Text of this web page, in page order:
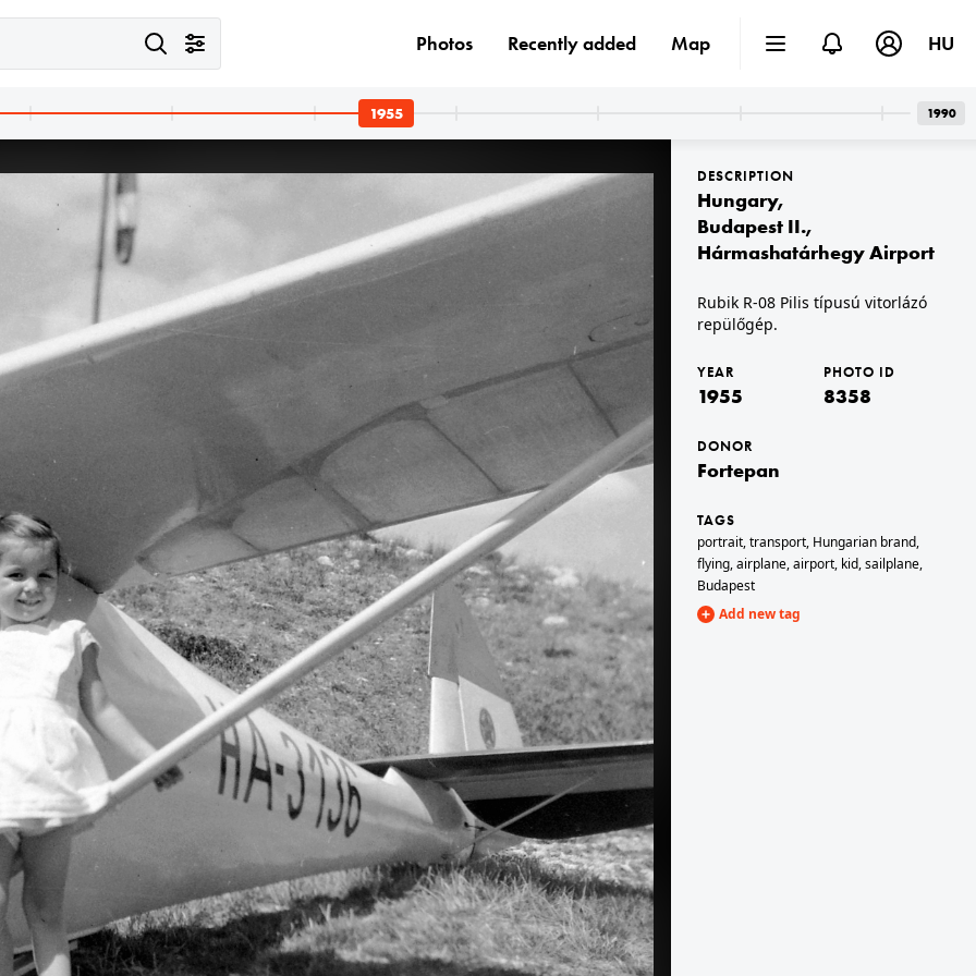
Balra a Madách tér, szemben a Dohány utca.
1955 · Esztergom
a felvétel a Bazilika melletti park kőfalánál készült, háttérben a Vármúzeum előtti várfal.
Csepel (női) kerékpár.
1955 · Hungary 1955
1955 · Budapest XI.
a Felszabadulási Emlékmű (Kisfaludi Strobl Zsigmond) "Sárkányölő" mellékalakja.
1955 1955
DESCRIPTION
Hungary,
Budapest II.,
Hármashatárhegy Airport
Rubik R-08 Pilis típusú vitorlázó
repülőgép.
YEAR
1955
PHOTO ID
8358
DONOR
Fortepan
TAGS
portrait,transport, Hungarian brand,
flying,airplane,airport, kid,sailplane,
Budapest
Add new tag
Photos Recently added Map HU
1990
1955